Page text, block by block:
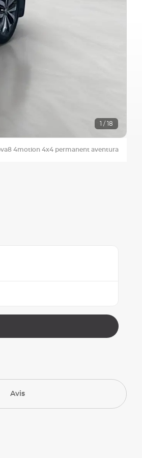
4motion 4x4 permanent aventura
1 / 18
Avis